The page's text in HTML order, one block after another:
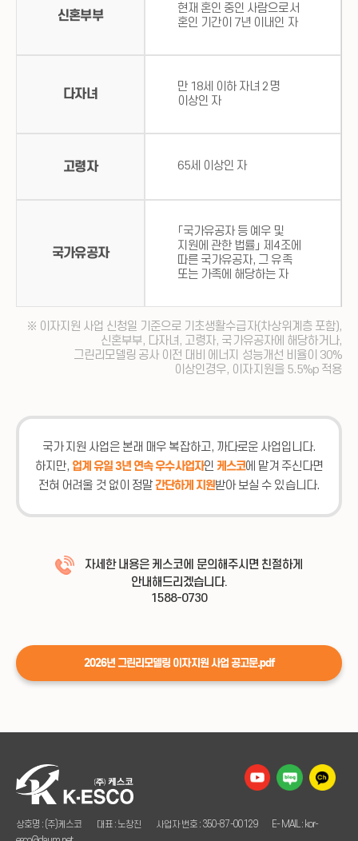
신혼부부
현재 혼인 중인 사람으로서
혼인 기간이 7년 이내인 자
다자녀
만 18세 이하 자녀 2명
이상인 자
고령자 65세 이상인 자
국가유공자
「국가유공자 등 예우 및
지원에 관한 법률」 제4조에
따른 국가유공자, 그 유족
또는 가족에 해당하는 자
※ 이자지원 사업 신청일 기준으로 기초생활수급자(차상위계층 포함),
신혼부부, 다자녀, 고령자, 국가유공자에 해당하거나,
그린리모델링 공사 이전 대비 에너지 성능개선 비율이 30%
이상인경우, 이자지원을 5.5%p 적용
국가 지원 사업은 본래 매우 복잡하고, 까다로운 사업입니다.
하지만, 업계 유일 3년 연속 우수사업자인 케스코에 맡겨 주신다면
전혀 어려울 것 없이 정말간단하게 지원받아 보실 수 있습니다.
자세한 내용은 케스코에 문의해주시면 친절하게
안내해드리겠습니다.
1588-0730
2026년 그린리모델링 이자지원 사업 공고문.pdf
상호명 : (주)케스코 대표 : 노창진 사업자 번호 : 350-87-00129
E- MAIL : kor-